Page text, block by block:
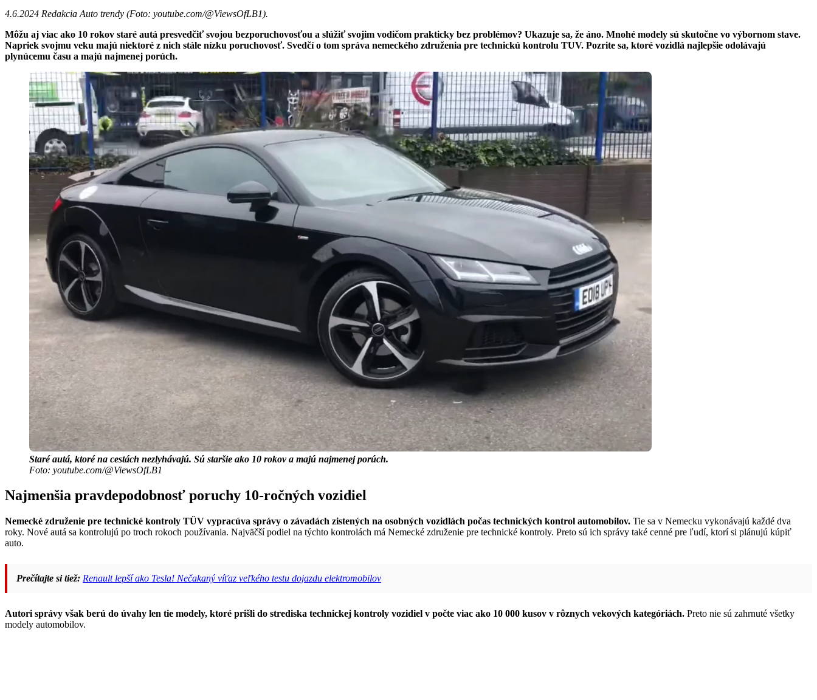
4.6.2024 Redakcia Auto trendy (Foto: youtube.com/@ViewsOfLB1).
Môžu aj viac ako 10 rokov staré autá presvedčiť svojou bezporuchovosťou a slúžiť svojim vodičom prakticky bez problémov? Ukazuje sa, že áno. Mnohé modely sú skutočne vo výbornom stave.
Napriek svojmu veku majú niektoré z nich stále nízku poruchovosť. Svedčí o tom správa nemeckého združenia pre technickú kontrolu TUV. Pozrite sa, ktoré vozidlá najlepšie odolávajú
plynúcemu času a majú najmenej porúch.
Staré autá, ktoré na cestách nezlyhávajú. Sú staršie ako 10 rokov a majú najmenej porúch.
Foto: youtube.com/@ViewsOfLB1
Najmenšia pravdepodobnosť poruchy 10-ročných vozidiel
Nemecké združenie pre technické kontroly TÜV vypracúva správy o závadách zistených na osobných vozidlách počas technických kontrol automobilov. Tie sa v Nemecku vykonávajú každé dva
roky. Nové autá sa kontrolujú po troch rokoch používania. Najväčší podiel na týchto kontrolách má Nemecké združenie pre technické kontroly. Preto sú ich správy také cenné pre ľudí, ktorí si plánujú kúpiť
auto.
Prečítajte si tiež: Renault lepší ako Tesla! Nečakaný víťaz veľkého testu dojazdu elektromobilov
Autori správy však berú do úvahy len tie modely, ktoré prišli do strediska technickej kontroly vozidiel v počte viac ako 10 000 kusov v rôznych vekových kategóriách. Preto nie sú zahrnuté všetky
modely automobilov.